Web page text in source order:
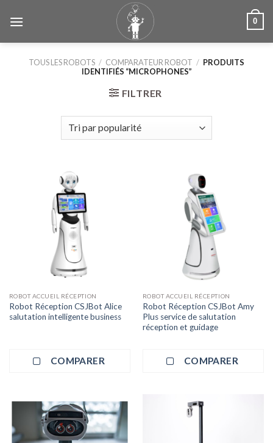
0
TOUS LES ROBOTS / COMPARATEUR ROBOT / PRODUITS
IDENTIFIÉS “MICROPHONES”
FILTRER
ROBOT ACCUEIL RÉCEPTION
Robot Réception CSJBot Alice
salutation intelligente business
COMPARER
ROBOT ACCUEIL RÉCEPTION
Robot Réception CSJBot Amy
Plus service de salutation
réception et guidage
COMPARER